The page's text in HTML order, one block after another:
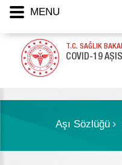
T.C. SAĞLIK
COVID-19
Aşı Sözlüğü
MENU